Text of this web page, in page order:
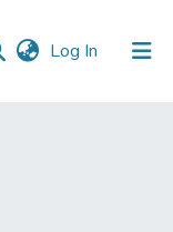
Log In (current)